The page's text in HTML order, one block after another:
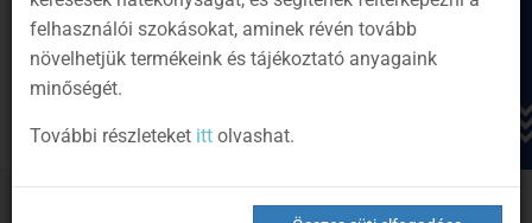
felhasználói szokásokat, aminek révén tovább
növelhetjük termékeink és tájékoztató anyagaink
minőségét.
További részleteket ittolvashat.